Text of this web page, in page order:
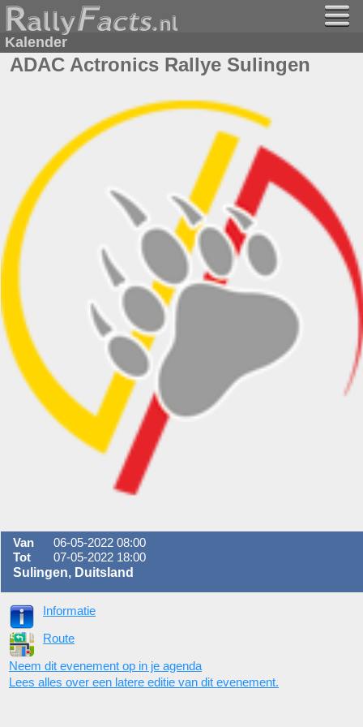
Kalender
ADAC Actronics Rallye Sulingen
Van
06-05-2022 08:00
Tot
07-05-2022 18:00
Sulingen, Duitsland
Informatie
Route
Neem dit evenement op in je agenda
Lees alles over een latere editie van dit evenement.